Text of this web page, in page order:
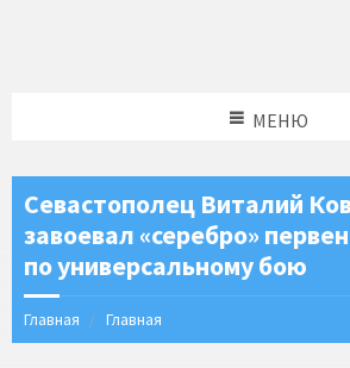
МЕНЮ
Севастополец Виталий
завоевал «серебро»
по универсальному бою
Главная Главная